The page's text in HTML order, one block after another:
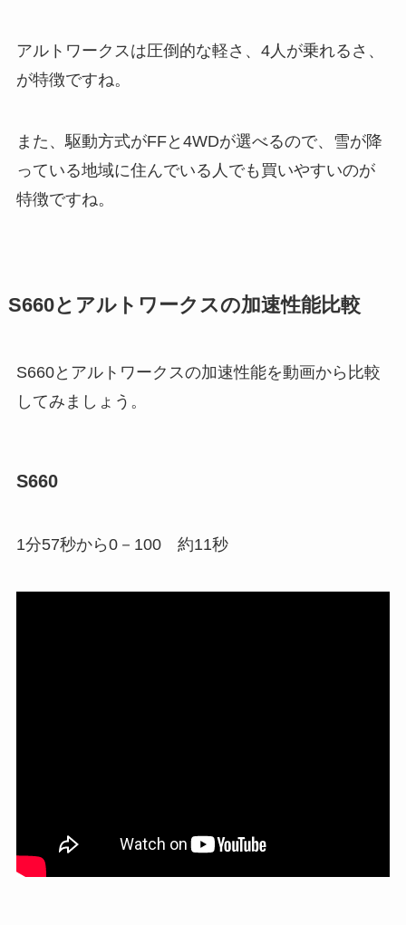
アルトワークスは圧倒的な軽さ、4人が乗れるさ、
が特徴ですね。
また、駆動方式がFFと4WDが選べるので、雪が降
っている地域に住んでいる人でも買いやすいのが
特徴ですね。
S660とアルトワークスの加速性能比較
S660とアルトワークスの加速性能を動画から比較
してみましょう。
S660
1分57秒から0－100 約11秒